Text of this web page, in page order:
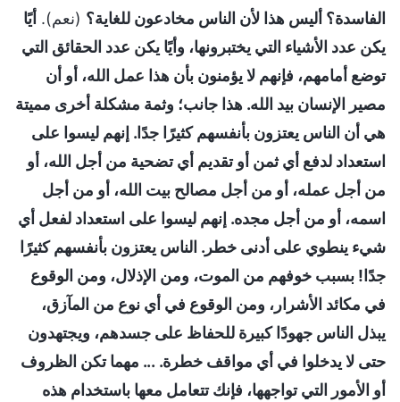
الفاسدة؟ أليس هذا لأن الناس مخادعون للغاية؟ (نعم). أيًا
يكن عدد الأشياء التي يختبرونها، وأيًا يكن عدد الحقائق التي
توضع أمامهم، فإنهم لا يؤمنون بأن هذا عمل الله، أو أن
مصير الإنسان بيد الله. هذا جانب؛ وثمة مشكلة أخرى مميتة
هي أن الناس يعتزون بأنفسهم كثيرًا جدًا. إنهم ليسوا على
استعداد لدفع أي ثمن أو تقديم أي تضحية من أجل الله، أو
من أجل عمله، أو من أجل مصالح بيت الله، أو من أجل
اسمه، أو من أجل مجده. إنهم ليسوا على استعداد لفعل أي
شيء ينطوي على أدنى خطر. الناس يعتزون بأنفسهم كثيرًا
جدًا! بسبب خوفهم من الموت، ومن الإذلال، ومن الوقوع
في مكائد الأشرار، ومن الوقوع في أي نوع من المآزق،
يبذل الناس جهودًا كبيرة للحفاظ على جسدهم، ويجتهدون
حتى لا يدخلوا في أي مواقف خطرة. ... مهما تكن الظروف
أو الأمور التي تواجهها، فإنك تتعامل معها باستخدام هذه